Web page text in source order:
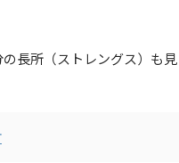
長所（ストレングス）も見